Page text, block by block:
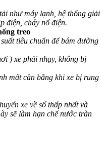
như máy lạnh, hệ thống giải
điện, cháy nổ điện.
treo
tiêu chuẩn để bám đường
) xe phải nhạy, không bị
mất cân bằng khi xe bị rung
xe về số thấp nhất và
sẽ làm hạn chế nước tràn